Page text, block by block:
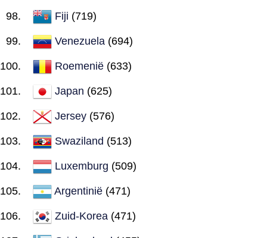
Fiji (719)
Venezuela (694)
Roemenië (633)
Japan (625)
Jersey (576)
Swaziland (513)
Luxemburg (509)
Argentinië (471)
Zuid-Korea (471)